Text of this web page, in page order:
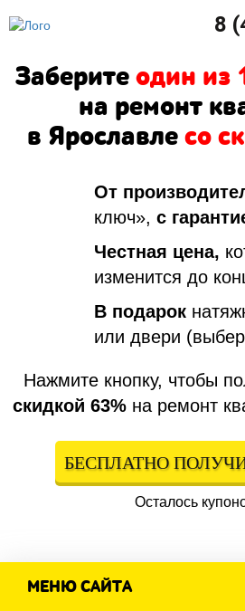
8
Заберитеодин из
на ремонт
в Ярославлесо
От
ключ», с
Честная цена,
изменится до
В подарок
или двери
Нажмите кнопку, чтобы
скидкой 63% на ремонт
БЕСПЛАТНО
Осталось
МЕНЮ САЙТА